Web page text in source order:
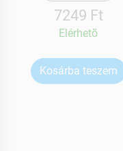
7249 Ft
Elérhetõ
Kosárba teszem